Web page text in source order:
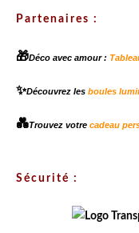
Partenaires :
🎁Déco avec amour :
✨Découvrez les boules
💑Trouvez votre cadeau
Sécurité :